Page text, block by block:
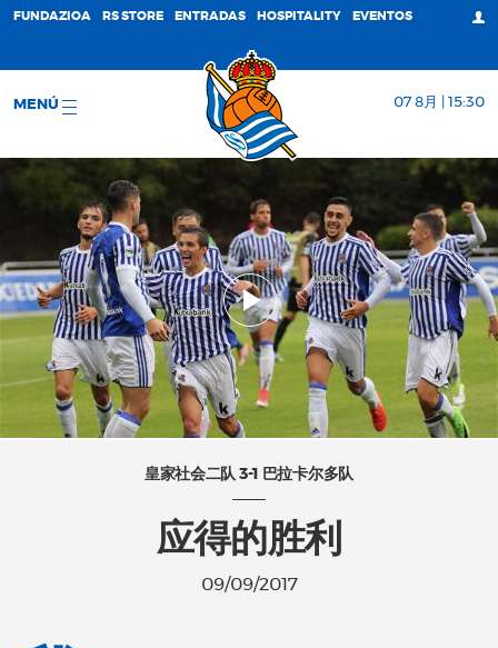
FUNDAZIOA RS STORE ENTRADAS HOSPITALITY EVENTOS
MENÚ 07 8月 | 15:30
皇家社会二队 3-1 巴拉卡尔多队
应得的胜利
09/09/2017